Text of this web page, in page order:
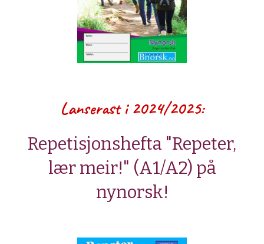
Lanserast i 2024/2025:
Repetisjonshefta "Repeter,
lær meir!" (A1/A2) på
nynorsk!